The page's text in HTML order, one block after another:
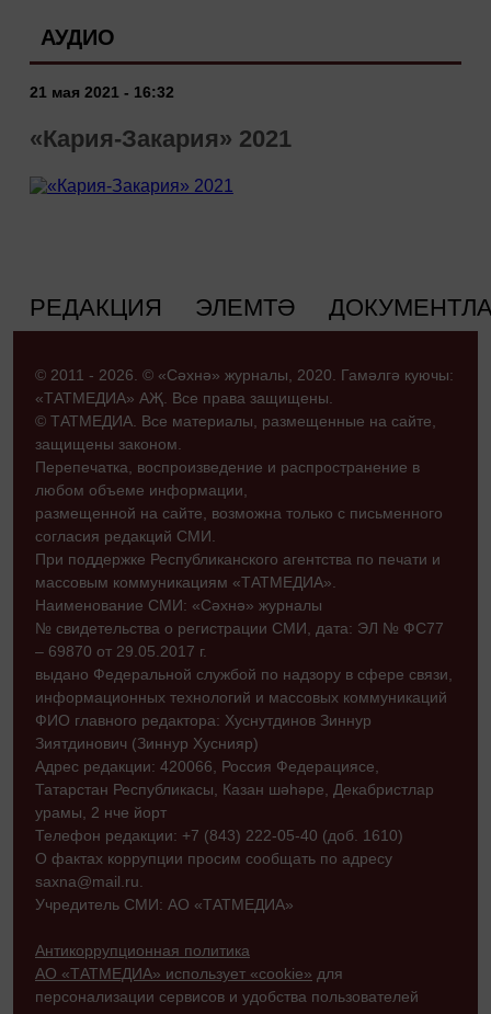
АУДИО
21 мая 2021 - 16:32
«Кария-Закария» 2021
РЕДАКЦИЯ ЭЛЕМТӘ
© 2011 - 2026. © «Сәхнә» журналы, 2020. Гамәлгә куючы:
«ТАТМЕДИА» АҖ. Все права защищены.
© ТАТМЕДИА. Все материалы, размещенные на сайте,
защищены законом.
Перепечатка, воспроизведение и распространение в
любом объеме информации,
размещенной на сайте, возможна только с письменного
согласия редакций СМИ.
При поддержке Республиканского агентства по печати и
массовым коммуникациям «ТАТМЕДИА».
Наименование СМИ: «Сәхнә» журналы
№ свидетельства о регистрации СМИ, дата: ЭЛ № ФС77
– 69870 от 29.05.2017 г.
выдано Федеральной службой по надзору в сфере связи,
информационных технологий и массовых коммуникаций
ФИО главного редактора: Хуснутдинов Зиннур
Зиятдинович (Зиннур Хуснияр)
Адрес редакции: 420066, Россия Федерациясе,
Татарстан Республикасы, Казан шәһәре, Декабристлар
урамы, 2 нче йорт
Телефон редакции: +7 (843) 222-05-40 (доб. 1610)
О фактах коррупции просим сообщать по адресу
saxna@mail.ru.
Учредитель СМИ: АО «ТАТМЕДИА»
Антикоррупционная политика
АО «ТАТМЕДИА» использует «cookie» для
персонализации сервисов и удобства пользователей